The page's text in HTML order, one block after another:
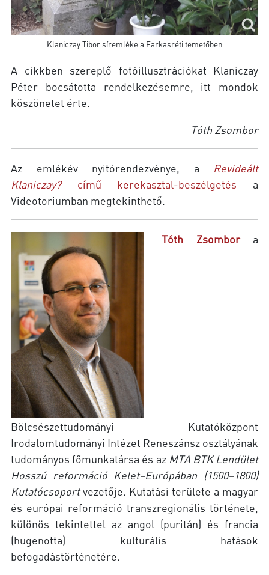
Klaniczay Tibor síremléke a Farkasréti temetőben
A cikkben szereplő fotóillusztrációkat Klaniczay
Péter bocsátotta rendelkezésemre, itt mondok
köszönetet érte.
Tóth Zsombor
Az emlékév nyitórendezvénye, a Revideált
Klaniczay?című kerekasztal-beszélgetés a
Videotoriumban megtekinthető.
Tóth Zsombora
Bölcsészettudományi Kutatóközpont
Irodalomtudományi Intézet Reneszánsz osztályának
tudományos főmunkatársa és az MTA BTK Lendület
Hosszú reformáció Kelet–Európában (1500–1800)
Kutatócsoportvezetője. Kutatási területe a magyar
és európai reformáció transzregionális története,
különös tekintettel az angol (puritán) és francia
(hugenotta) kulturális hatások
befogadástörténetére.